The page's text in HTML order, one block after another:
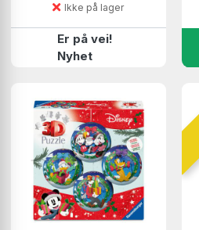
Ikke på lager
Er på vei!
Nyhet